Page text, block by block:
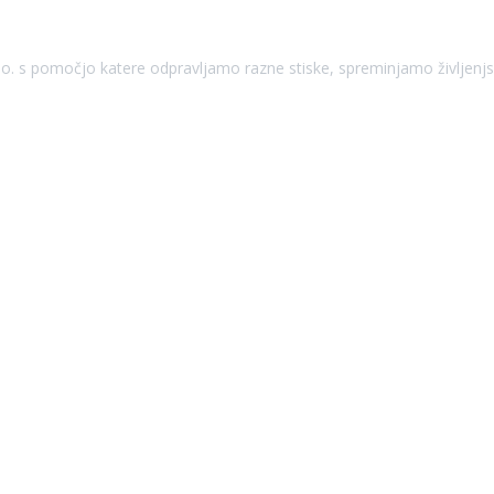
s pomočjo katere odpravljamo razne stiske, spreminjamo